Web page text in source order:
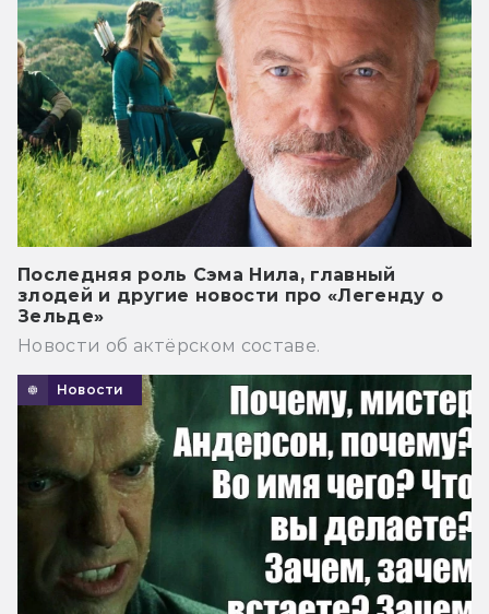
Последняя роль Сэма Нила, главный
злодей и другие новости про «Легенду о
Зельде»
Новости об актёрском составе.
Новости